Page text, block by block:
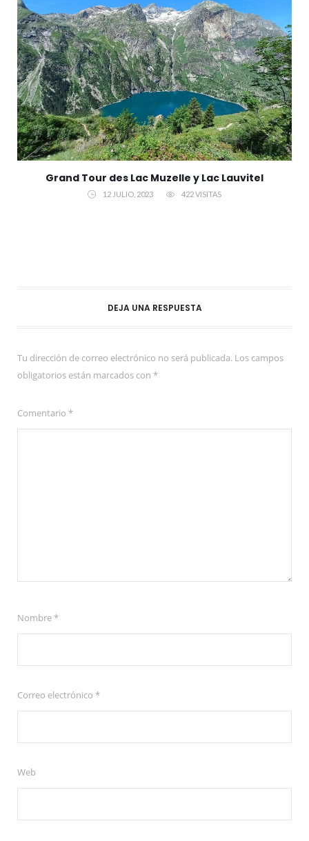
Grand Tour des Lac Muzelle y Lac Lauvitel
12 JULIO, 2023 422 VISITAS
DEJA UNA RESPUESTA
Tu dirección de correo electrónico no será publicada. Los campos
obligatorios están marcados con *
Comentario *
Nombre*
Correo electrónico *
Web